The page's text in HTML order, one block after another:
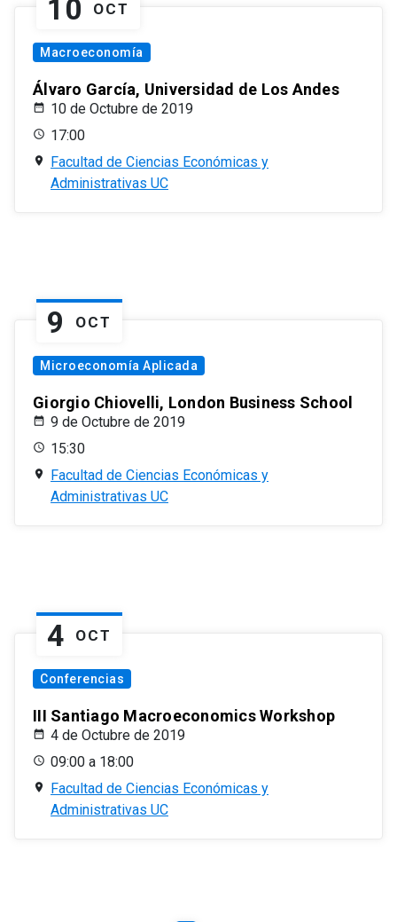
10 OCT
Macroeconomía
Álvaro García, Universidad de Los Andes
10 de Octubre de 2019
17:00
Facultad de Ciencias Económicas y
Administrativas UC
9 OCT
Microeconomía Aplicada
Giorgio Chiovelli, London Business School
9 de Octubre de 2019
15:30
Facultad de Ciencias Económicas y
Administrativas UC
4 OCT
Conferencias
III Santiago Macroeconomics Workshop
4 de Octubre de 2019
09:00 a 18:00
Facultad de Ciencias Económicas y
Administrativas UC